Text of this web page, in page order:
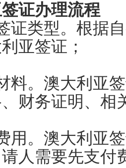
证办理流程
证类型。根据
亚签证；
料。澳大利亚
财务证明、相
用。澳大利亚
人需要先支付